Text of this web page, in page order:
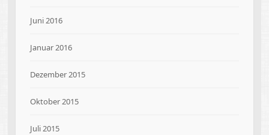
Juni 2016
Januar 2016
Dezember 2015
Oktober 2015
Juli 2015